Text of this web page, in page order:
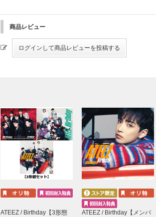
商品レビュー
ATEEZ / Birthday【3形態
ATEEZ / Birthday【メンバ